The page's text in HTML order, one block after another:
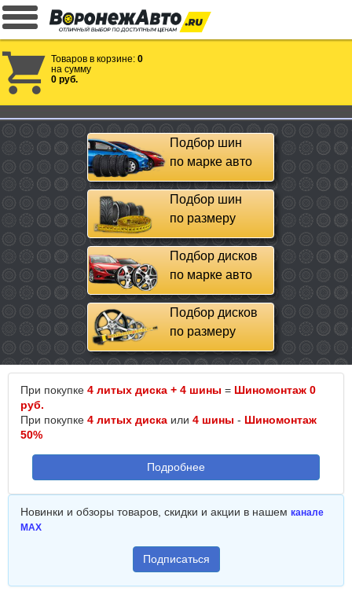
Товаров в корзине: 0
на сумму
0 руб.
Подбор шин
по марке авто
Подбор шин
по размеру
Подбор дисков
по марке авто
Подбор дисков
по размеру
При покупке 4 литых диска + 4 шины = Шиномонтаж 0
руб.
При покупке 4 литых диска или 4 шины - Шиномонтаж
50%
Подробнее
Новинки и обзоры товаров, скидки и акции в нашем канале
MAX
Подписаться